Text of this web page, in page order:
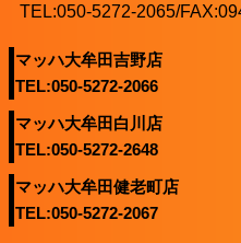
TEL:050-5272-2065/
マッハ大牟田吉野店
TEL:050-5272-2066
マッハ大牟田白川店
TEL:050-5272-2648
マッハ大牟田健老町店
TEL:050-5272-2067